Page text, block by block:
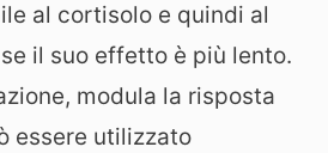
al cortisolo e quindi al
il suo effetto è più lento.
modula la risposta
essere utilizzato